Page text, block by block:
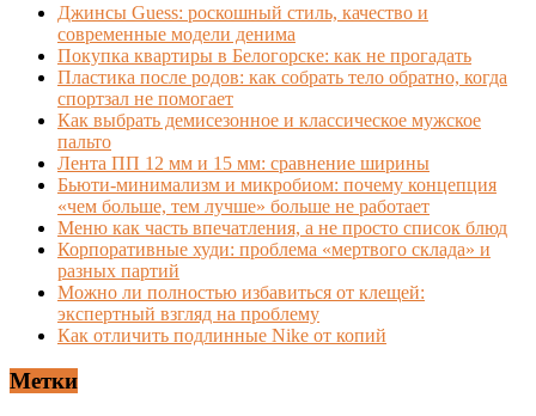
Джинсы Guess: роскошный стиль, качество и
современные модели денима
Покупка квартиры в Белогорске: как не прогадать
Пластика после родов: как собрать тело обратно, когда
спортзал не помогает
Как выбрать демисезонное и классическое мужское
пальто
Лента ПП 12 мм и 15 мм: сравнение ширины
Бьюти-минимализм и микробиом: почему концепция
«чем больше, тем лучше» больше не работает
Меню как часть впечатления, а не просто список блюд
Корпоративные худи: проблема «мертвого склада» и
разных партий
Можно ли полностью избавиться от клещей:
экспертный взгляд на проблему
Как отличить подлинные Nike от копий
Метки